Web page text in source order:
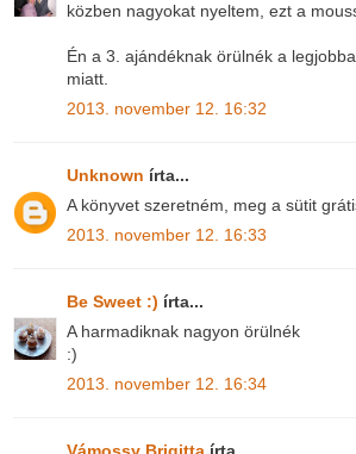
közben nagyokat nyeltem, ezt a
Én a 3. ajándéknak örülnék a
miatt.
2013. november 12. 16:32
Unknown írta...
A könyvet szeretném, meg a sütit
2013. november 12. 16:33
Be Sweet :) írta...
A harmadiknak nagyon örülnék
:)
2013. november 12. 16:34